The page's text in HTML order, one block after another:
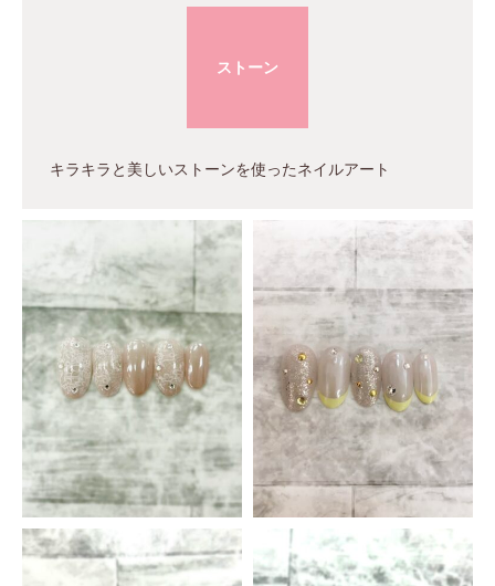
ストーン
キラキラと美しいストーンを使ったネイルアート